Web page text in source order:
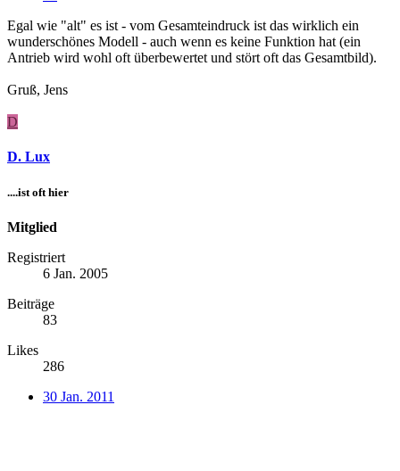
Egal wie "alt" es ist - vom Gesamteindruck ist das wirklich ein
wunderschönes Modell - auch wenn es keine Funktion hat (ein
Antrieb wird wohl oft überbewertet und stört oft das Gesamtbild).
Gruß, Jens
D
D. Lux
....ist oft hier
Mitglied
Registriert
6 Jan. 2005
Beiträge
83
Likes
286
30 Jan. 2011